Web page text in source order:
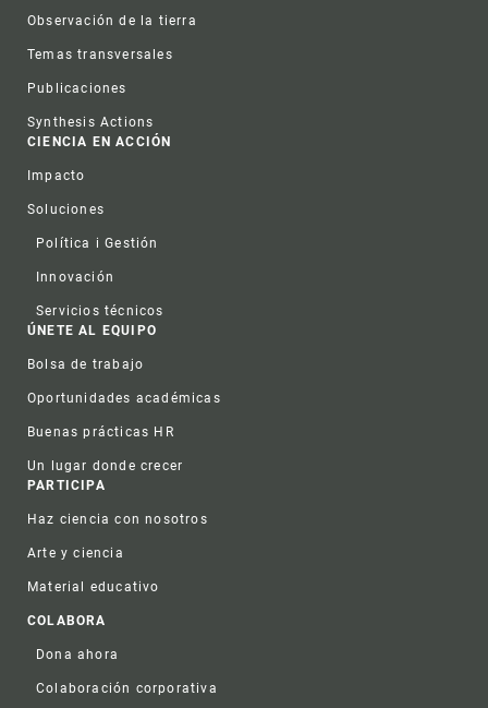
Observación de la tierra
Temas transversales
Publicaciones
Synthesis Actions
CIENCIA EN ACCIÓN
Impacto
Soluciones
Política i Gestión
Innovación
Servicios técnicos
ÚNETE AL EQUIPO
Bolsa de trabajo
Oportunidades académicas
Buenas prácticas HR
Un lugar donde crecer
PARTICIPA
Haz ciencia con nosotros
Arte y ciencia
Material educativo
COLABORA
Dona ahora
Colaboración corporativa